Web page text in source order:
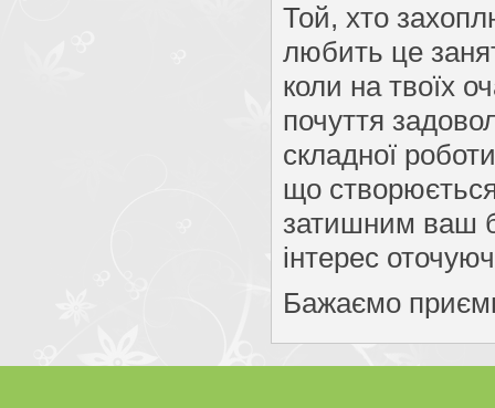
Той, хто
любить це
коли на твоїх
почуття
складної
що
затишним ваш
інтерес
Бажаємо